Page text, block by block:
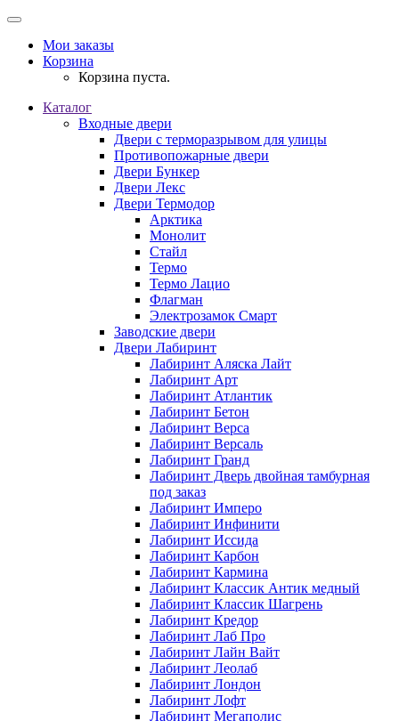
Мои заказы
Корзина
Корзина пуста.
Каталог
Входные двери
Двери с терморазрывом для улицы
Противопожарные двери
Двери Бункер
Двери Лекс
Двери Термодор
Арктика
Монолит
Стайл
Термо
Термо Лацио
Флагман
Электрозамок Смарт
Заводские двери
Двери Лабиринт
Лабиринт Аляска Лайт
Лабиринт Арт
Лабиринт Атлантик
Лабиринт Бетон
Лабиринт Верса
Лабиринт Версаль
Лабиринт Гранд
Лабиринт Дверь двойная тамбурная
под заказ
Лабиринт Имперо
Лабиринт Инфинити
Лабиринт Иссида
Лабиринт Карбон
Лабиринт Кармина
Лабиринт Классик Антик медный
Лабиринт Классик Шагрень
Лабиринт Кредор
Лабиринт Лаб Про
Лабиринт Лайн Вайт
Лабиринт Леолаб
Лабиринт Лондон
Лабиринт Лофт
Лабиринт Мегаполис